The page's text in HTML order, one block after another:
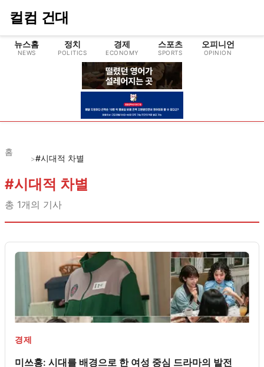
컬컴 건대
뉴스홈
NEWS
정치
POLITICS
경제
ECONOMY
스포츠
SPORTS
오피니언
OPINION
홈
>#시대적 차별
#시대적 차별
총 1개의 기사
경제
미쓰홍: 시대를 배경으로 한 여성 중심 드라마의 발전